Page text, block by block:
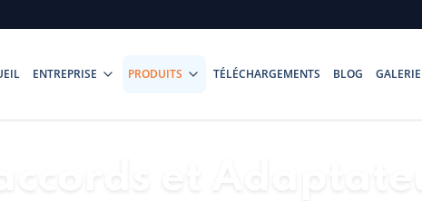
ENTREPRISE PRODUITS TÉLÉCHARGEMENTS BLOG GALERIE